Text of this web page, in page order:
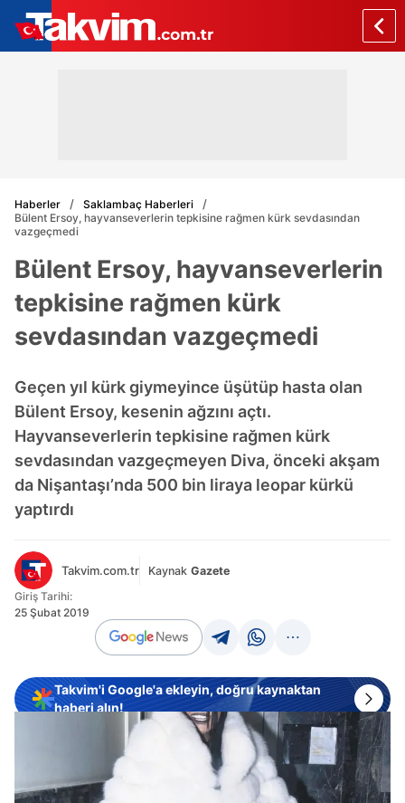
Haberler
Saklambaç Haberleri
Bülent Ersoy, hayvanseverlerin tepkisine rağmen kürk sevdasından
vazgeçmedi
Bülent Ersoy, hayvanseverlerin
tepkisine rağmen kürk
sevdasından vazgeçmedi
Geçen yıl kürk giymeyince üşütüp hasta olan
Bülent Ersoy, kesenin ağzını açtı.
Hayvanseverlerin tepkisine rağmen kürk
sevdasından vazgeçmeyen Diva, önceki akşam
da Nişantaşı’nda 500 bin liraya leopar kürkü
yaptırdı
Takvim.com.tr Kaynak Gazete
Giriş Tarihi:
25 Şubat 2019
Takvim'i Google'a ekleyin, doğru kaynaktan
haberi alın!